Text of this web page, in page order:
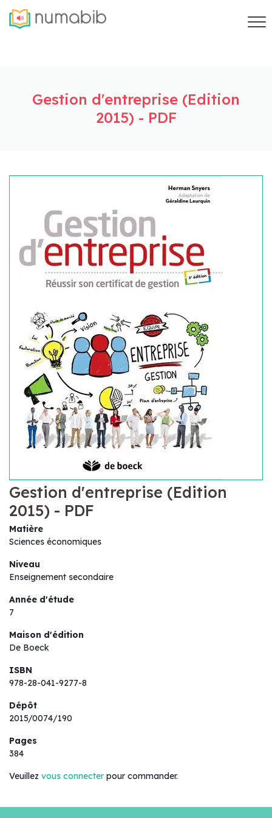
Gestion d'entreprise (Edition
2015) - PDF
Gestion d'entreprise (Edition
2015) - PDF
Matière
Sciences économiques
Niveau
Enseignement secondaire
Année d'étude
7
Maison d'édition
De Boeck
ISBN
978-28-041-9277-8
Dépôt
2015/0074/190
Pages
384
Veuillez vous connecter pour commander.